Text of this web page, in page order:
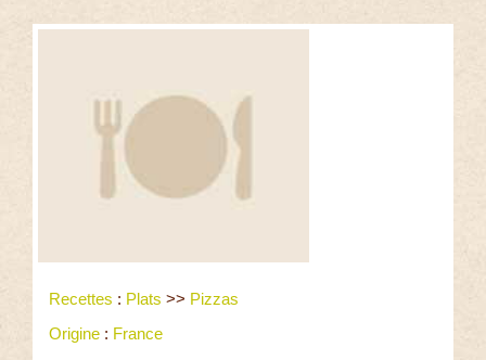
Recettes : Plats >> Pizzas
Origine : France